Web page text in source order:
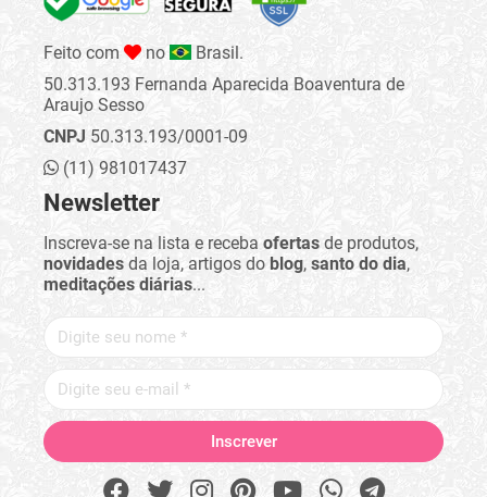
Feito com no
Brasil.
50.313.193 Fernanda Aparecida Boaventura de
Araujo Sesso
CNPJ 50.313.193/0001-09
(11) 981017437
Newsletter
Inscreva-se na lista e receba ofertas de produtos,
novidades da loja, artigos do blog, santo do dia,
meditações diárias...